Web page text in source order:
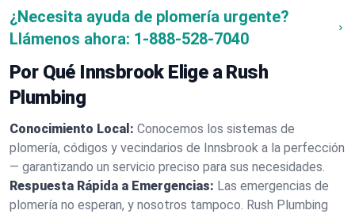
¿Necesita ayuda de plomería urgente?
Llámenos ahora: 1-888-528-7040
Por Qué Innsbrook Elige a Rush
Plumbing
Conocimiento Local: Conocemos los sistemas de
plomería, códigos y vecindarios de Innsbrook a la perfección
— garantizando un servicio preciso para sus necesidades.
Respuesta Rápida a Emergencias: Las emergencias de
plomería no esperan, y nosotros tampoco. Rush Plumbing